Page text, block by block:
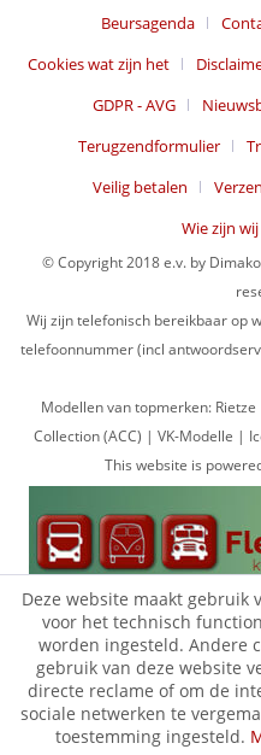
Beursagenda
Cookies wat zijn het
GDPR - AVG
Terugzendformulier
Veilig betalen
Wie zijn
© Copyright 2018 e.v. by
Wij zijn telefonisch bereikbaar op
telefoonnummer (incl
Modellen van topmerken:
Collection (ACC) | VK-Modelle |
This website is
Deze website maakt gebruik
voor het technisch
worden ingesteld. Andere
gebruik van deze website
directe reclame of om de
sociale netwerken te
toestemming ingesteld.